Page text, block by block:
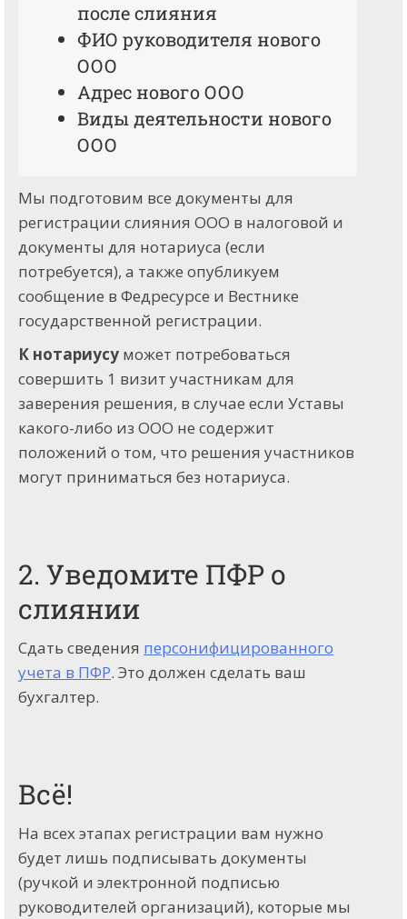
после слияния
ФИО руководителя нового
ООО
Адрес нового ООО
Виды деятельности нового
ООО
Мы подготовим все документы для
регистрации слияния ООО в налоговой и
документы для нотариуса (если
потребуется), а также опубликуем
сообщение в Федресурсе и Вестнике
государственной регистрации.
К нотариусу может потребоваться
совершить 1 визит участникам для
заверения решения, в случае если Уставы
какого-либо из ООО не содержит
положений о том, что решения участников
могут приниматься без нотариуса.
2. Уведомите ПФР о
слиянии
Сдать сведения персонифицированного
учета в ПФР. Это должен сделать ваш
бухгалтер.
Всё!
На всех этапах регистрации вам нужно
будет лишь подписывать документы
(ручкой и электронной подписью
руководителей организаций), которые мы